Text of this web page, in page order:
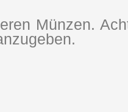
Münzen.